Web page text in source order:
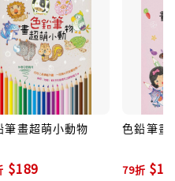
在可以使用更多顏色，
筆畫超萌小動物
$189
色鉛筆畫
79折